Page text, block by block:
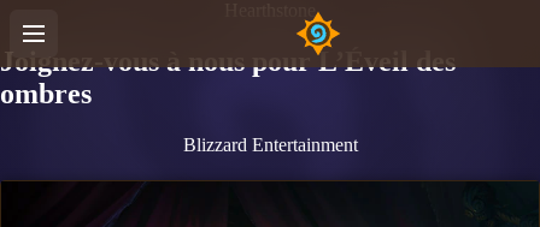
Joignez-vous à nous pour L’Éveil des
ombres
Blizzard Entertainment